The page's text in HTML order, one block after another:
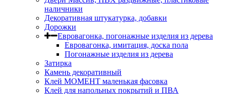
наличники
Декоративная штукатурка, добавки
Дорожки
Евровагонка, погонажные изделия из дерева
Евровагонка, имитация, доска пола
Погонажные изделия из дерева
Затирка
Камень декоративный
Клей МОМЕНТ маленькая фасовка
Клей для напольных покрытий и ПВА